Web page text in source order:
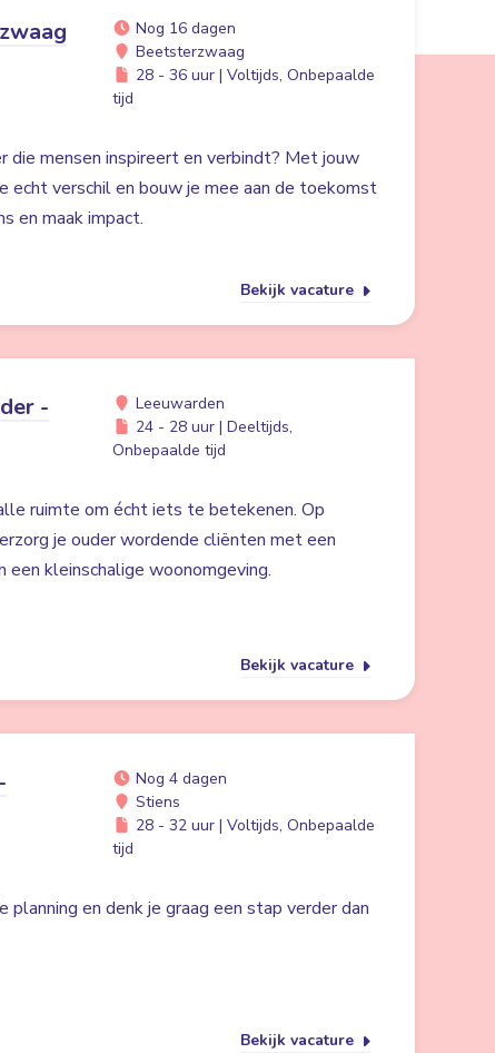
Nog 16 dagen
Beetsterzwaag
28 - 36 uur | Voltijds, Onbepaalde
tijd
die mensen inspireert en verbindt? Met jouw
echt verschil en bouw je mee aan de toekomst
en maak impact.
Bekijk vacature
-
Leeuwarden
24 - 28 uur | Deeltijds,
Onbepaalde tijd
ruimte om écht iets te betekenen. Op
je ouder wordende cliënten met een
een kleinschalige woonomgeving.
Bekijk vacature
Nog 4 dagen
Stiens
28 - 32 uur | Voltijds, Onbepaalde
tijd
planning en denk je graag een stap verder dan
Bekijk vacature